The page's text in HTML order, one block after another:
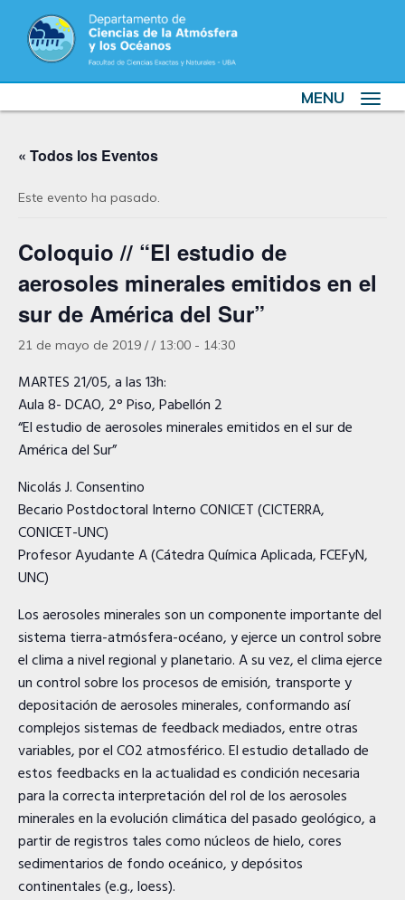
Toggle
MENU
« Todos los Eventos
Este evento ha pasado.
Coloquio // “El estudio de
aerosoles minerales emitidos en el
sur de América del Sur”
21 de mayo de 2019 / / 13:00 - 14:30
MARTES 21/05, a las 13h:
Aula 8- DCAO, 2° Piso, Pabellón 2
“El estudio de aerosoles minerales emitidos en el sur de
América del Sur”
Nicolás J. Consentino
Becario Postdoctoral Interno CONICET (CICTERRA,
CONICET-UNC)
Profesor Ayudante A (Cátedra Química Aplicada, FCEFyN,
UNC)
Los aerosoles minerales son un componente importante del
sistema tierra-atmósfera-océano, y ejerce un control sobre
el clima a nivel regional y planetario. A su vez, el clima ejerce
un control sobre los procesos de emisión, transporte y
depositación de aerosoles minerales, conformando así
complejos sistemas de feedback mediados, entre otras
variables, por el CO2 atmosférico. El estudio detallado de
estos feedbacks en la actualidad es condición necesaria
para la correcta interpretación del rol de los aerosoles
minerales en la evolución climática del pasado geológico, a
partir de registros tales como núcleos de hielo, cores
sedimentarios de fondo oceánico, y depósitos
continentales (e.g., loess).